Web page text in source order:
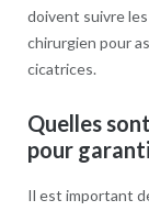
doivent suivre
chirurgien pour
cicatrices.
Quelles
pour
Il est important